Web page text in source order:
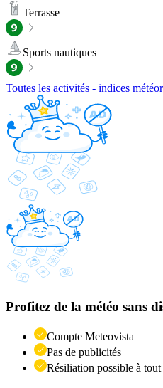
Terrasse
Sports nautiques
Toutes les activités - indices
Profitez de la météo sans
Compte Meteovista
Pas de publicités
Résiliation possible à